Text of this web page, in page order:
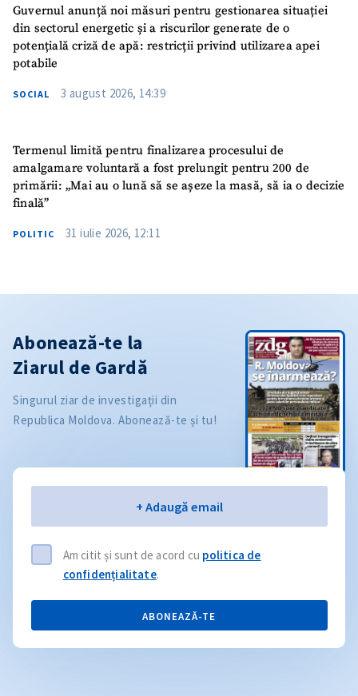
Guvernul anunță noi măsuri pentru gestionarea situației
din sectorul energetic și a riscurilor generate de o
potențială criză de apă: restricții privind utilizarea apei
potabile
SOCIAL 3 august 2026, 14:39
Termenul limită pentru finalizarea procesului de
amalgamare voluntară a fost prelungit pentru 200 de
primării: „Mai au o lună să se așeze la masă, să ia o decizie
finală”
POLITIC 31 iulie 2026, 12:11
Abonează-te la
Ziarul de Gardă
Singurul ziar de investigații din
Republica Moldova. Abonează-te și tu!
+ Adaugă email
Am citit și sunt de acord cu politica de
confidențialitate.
ABONEAZĂ-TE